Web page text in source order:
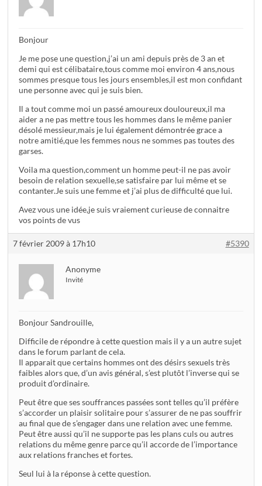
Bonjour
Je me pose une question,j’ai un ami depuis près de 3 an et
demi qui est célibataire,tous comme moi environ 4 ans,nous
sommes presque tous les jours ensembles,il est mon confidant
une personne avec qui je suis bien.
Il a tout comme moi un passé amoureux douloureux,il ma
aider a ne pas mettre tous les hommes dans le même panier
désolé messieur,mais je lui également démontrée grace a
notre amitié,que les femmes nous ne sommes pas toutes des
garses.
Voila ma question,comment un homme peut-il ne pas avoir
besoin de relation sexuelle,se satisfaire par lui même et se
contanter.Je suis une femme et j’ai plus de difficulté que lui.
Avez vous une idée,je suis vraiement curieuse de connaitre
vos points de vus
7 février 2009 à 17h10 #5390
Anonyme
Invité
Bonjour Sandrouille,
Difficile de répondre à cette question mais il y a un autre sujet
dans le forum parlant de cela.
Il apparait que certains hommes ont des désirs sexuels très
faibles alors que, d’un avis général, s’est plutôt l’inverse qui se
produit d’ordinaire.
Peut être que ses souffrances passées sont telles qu’il préfère
s’accorder un plaisir solitaire pour s’assurer de ne pas souffrir
au final que de s’engager dans une relation avec une femme.
Peut être aussi qu’il ne supporte pas les plans culs ou autres
relations du même genre parce qu’il accorde de l’importance
aux relations franches et fortes.
Seul lui à la réponse à cette question.